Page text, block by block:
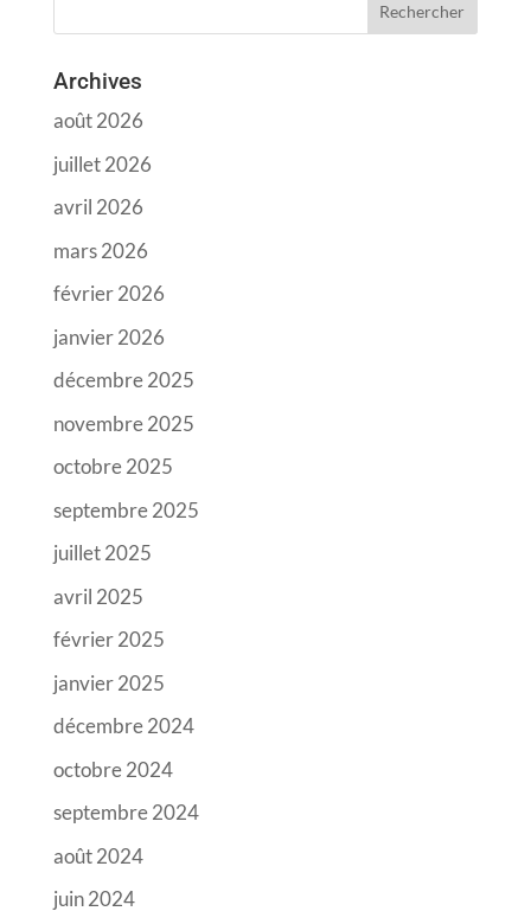
Archives
août 2026
juillet 2026
avril 2026
mars 2026
février 2026
janvier 2026
décembre 2025
novembre 2025
octobre 2025
septembre 2025
juillet 2025
avril 2025
février 2025
janvier 2025
décembre 2024
octobre 2024
septembre 2024
août 2024
juin 2024